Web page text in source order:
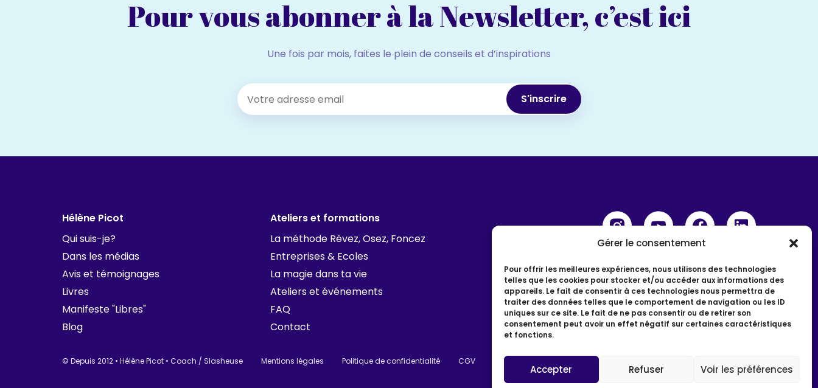
Gérer le consentement
Pour offrir les meilleures expériences, nous utilisons des technologies
telles que les cookies pour stocker et/ou accéder aux informations des
appareils. Le fait de consentir à ces technologies nous permettra de
traiter des données telles que le comportement de navigation ou les ID
uniques sur ce site. Le fait de ne pas consentir ou de retirer son
consentement peut avoir un effet négatif sur certaines caractéristiques
et fonctions.
Accepter Refuser Voir les préférences
Pour vous abonner à la Newsletter, c’est ici
Une fois par mois, faites le plein de conseils et d’inspirations
Hélène Picot
Qui suis-je?
Dans les médias
Avis et témoignages
Livres
Manifeste "Libres"
Blog
Ateliers et formations
La méthode Rêvez, Osez, Foncez
Entreprises & Ecoles
La magie dans ta vie
Ateliers et événements
FAQ
Contact
© Depuis 2012 • Hélène Picot • Coach / Slasheuse Mentions légales Politique de confidentialité CGV